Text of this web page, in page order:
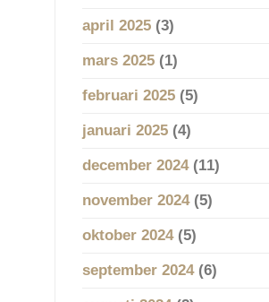
april 2025(3)
mars 2025(1)
februari 2025(5)
januari 2025(4)
december 2024(11)
november 2024(5)
oktober 2024(5)
september 2024(6)